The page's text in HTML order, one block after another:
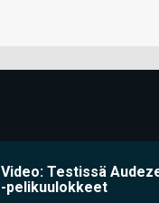
Video: Testissä
-pelikuulokkeet